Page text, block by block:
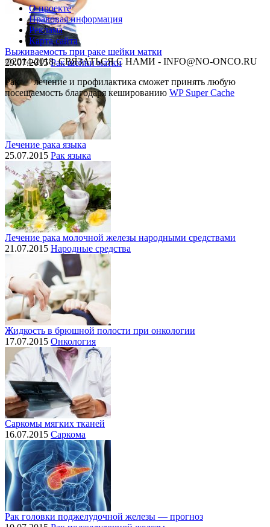
Выживаемость при раке шейки матки
29.07.2015 Рак шейки матки
Лечение рака языка
25.07.2015 Рак языка
Лечение рака молочной железы народными средствами
21.07.2015 Народные средства
Жидкость в брюшной полости при онкологии
17.07.2015 Онкология
Саркомы мягких тканей
16.07.2015 Саркома
Рак головки поджелудочной железы — прогноз
О проекте
Правовая информация
Реклама
Карта сайта
©2014-2018, СВЯЗАТЬСЯ С НАМИ - INFO@NO-ONCO.RU
Рак — лечение и профилактика cможет принять любую
посещаемость благодаря кешированию WP Super Cache